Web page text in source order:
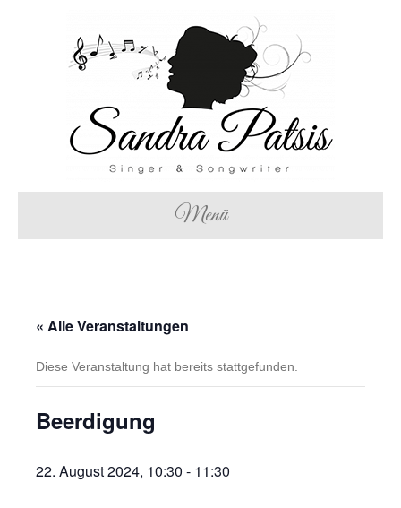
Menü
« Alle Veranstaltungen
Diese Veranstaltung hat bereits stattgefunden.
Beerdigung
22. August 2024, 10:30 - 11:30